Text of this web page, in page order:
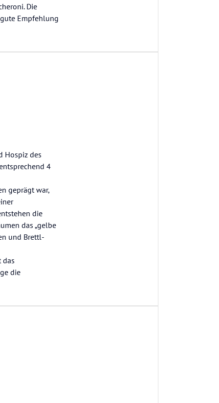
Die
Empfehlung
Hospiz des
4
geprägt war,
die
das „gelbe
und Brettl-
das
die